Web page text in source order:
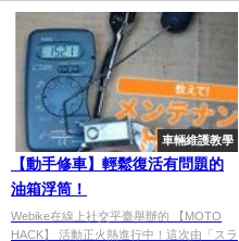
車輛維護教學
【動手修車】輕鬆復活有問題的
油箱浮筒！
Webike在線上社交平臺舉辦的 【MOTO
HACK】 活動正火熱進行中！這次由「スラ